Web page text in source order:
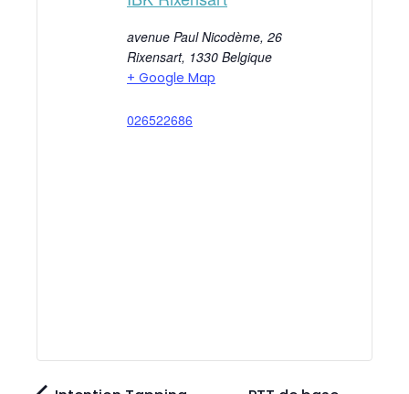
avenue Paul Nicodème, 26
Rixensart, 1330 Belgique
+ Google Map
026522686